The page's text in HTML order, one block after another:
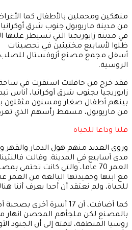
منهكين ومحملين بالأطفال كما
من مدينة ماريوبول جنوب شرق أوكرانيا
في مدينة زابوريجيا التي تسيطر عليها
ظلوا لأسابيع مختبئين في تحصينات
أسفل مجمع مصنع أزوفستال للصلب،
الروسية.
فقد خرج من حافلات استقرت في ساحة
زابوريجيا بجنوب شرق أوكرانيا، أناس
بينهم أطفال صغار ومسنون مثقلون
من ماريوبول، مسقط رأسهم الذي
قلنا وداعا للحياة
وروى العديد منهم هول الدمار والقهر
مدى أسابيع في المدينة. وقالت
العمر 70 عاما، والتي كانت
مع ابنها وحفيدتها البالغة من العمر
للحياة، ولم نعتقد أن أحدا يعرف أننا
كما أضافت، أن 17 أسرة
بالمصنع لكن ملجأهم المحصن
روسيا المنطقة، لافتة إلى أن الجنود